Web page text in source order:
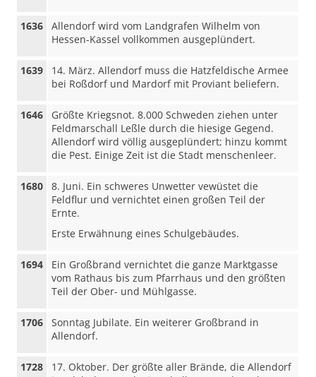
1636
Allendorf wird vom Landgrafen Wilhelm von
Hessen-Kassel vollkommen ausgeplündert.
1639
14. März. Allendorf muss die Hatzfeldische Armee
bei Roßdorf und Mardorf mit Proviant beliefern.
1646
Größte Kriegsnot. 8.000 Schweden ziehen unter
Feldmarschall Leßle durch die hiesige Gegend.
Allendorf wird völlig ausgeplündert; hinzu kommt
die Pest. Einige Zeit ist die Stadt menschenleer.
1680
8. Juni. Ein schweres Unwetter vewüstet die
Feldflur und vernichtet einen großen Teil der
Ernte.
Erste Erwähnung eines Schulgebäudes.
1694
Ein Großbrand vernichtet die ganze Marktgasse
vom Rathaus bis zum Pfarrhaus und den größten
Teil der Ober- und Mühlgasse.
1706
Sonntag Jubilate. Ein weiterer Großbrand in
Allendorf.
1728
17. Oktober. Der größte aller Brände, die Allendorf